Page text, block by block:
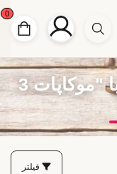
0
محصول برچسب خورده با "موکاپات 3
فیلتر